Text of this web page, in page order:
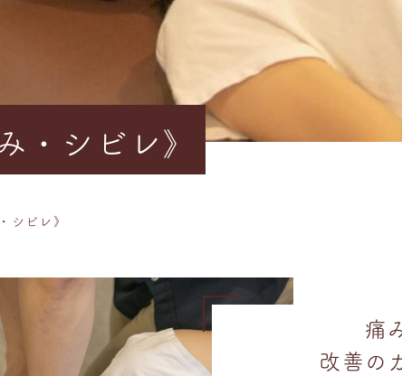
・シビレ》
シビレ》
痛
改善の